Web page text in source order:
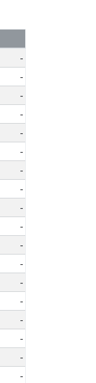
-
-
-
-
-
-
-
-
-
-
-
-
-
-
-
-
-
-